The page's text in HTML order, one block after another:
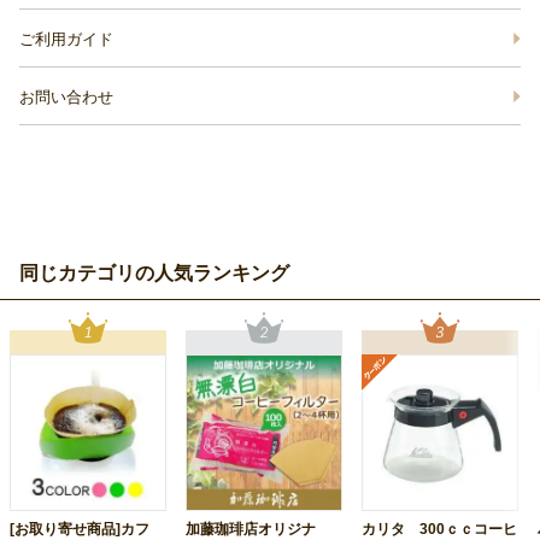
ご利用ガイド
お問い合わせ
同じカテゴリの人気ランキング
[お取り寄せ商品]カフ
加藤珈琲店オリジナ
カリタ 300ｃｃコーヒ